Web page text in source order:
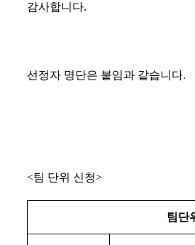
감사합니다.
선정자 명단은 붙임과 같습니다.
<팀 단위 신청>
팀단